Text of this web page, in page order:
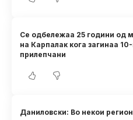
Се одбележаа 25 години од
на Карпалак кога загинаа
прилепчани
Даниловски: Во некои